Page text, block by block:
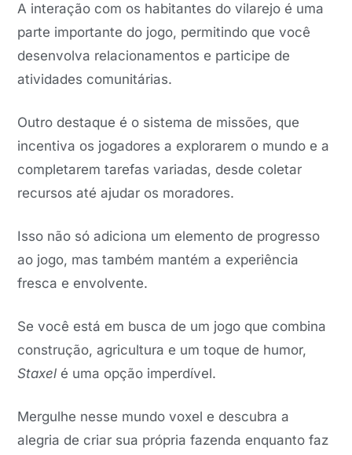
A interação com os habitantes do vilarejo é uma
parte importante do jogo, permitindo que você
desenvolva relacionamentos e participe de
atividades comunitárias.
Outro destaque é o sistema de missões, que
incentiva os jogadores a explorarem o mundo e a
completarem tarefas variadas, desde coletar
recursos até ajudar os moradores.
Isso não só adiciona um elemento de progresso
ao jogo, mas também mantém a experiência
fresca e envolvente.
Se você está em busca de um jogo que combina
construção, agricultura e um toque de humor,
Staxel é uma opção imperdível.
Mergulhe nesse mundo voxel e descubra a
alegria de criar sua própria fazenda enquanto faz